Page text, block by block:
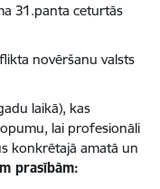
31.panta ceturtās
novēršanu valsts
laikā), kas
lai profesionāli
konkrētajā amatā un
prasībām: